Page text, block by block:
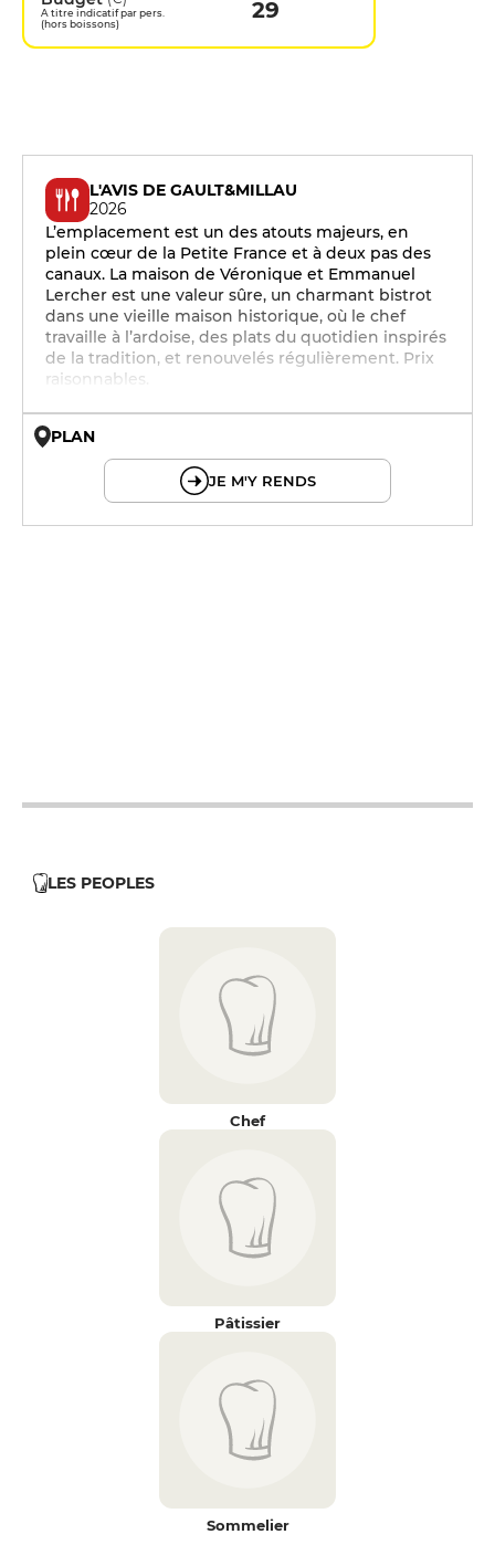
A titre indicatif par pers.
(hors boissons)
29
L'AVIS DE GAULT&MILLAU
2026
L’emplacement est un des atouts majeurs, en
plein cœur de la Petite France et à deux pas des
canaux. La maison de Véronique et Emmanuel
Lercher est une valeur sûre, un charmant bistrot
dans une vieille maison historique, où le chef
travaille à l’ardoise, des plats du quotidien inspirés
de la tradition, et renouvelés régulièrement. Prix
raisonnables.
PLAN
JE M'Y RENDS
LES PEOPLES
Chef
Pâtissier
Sommelier